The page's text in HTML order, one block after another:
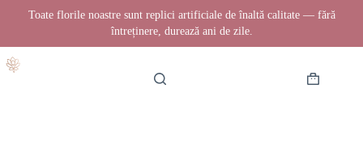
Toate florile noastre sunt replici artificiale de înaltă calitate — fără
întreținere, durează ani de zile.
la
Coș